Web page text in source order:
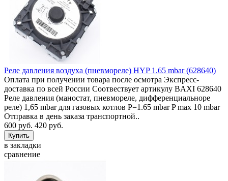
Реле давления воздуха (пневмореле) HYP 1.65 mbar (628640)
Оплата при получении товара после осмотра Экспресс-
доставка по всей России Соотвествует артикулу BAXI 628640
Реле давления (маностат, пневмореле, дифференциальноре
реле) 1,65 mbar для газовых котлов P=1.65 mbar P max 10 mbar
Отправка в день заказа транспортной..
600 руб. 420 руб.
в закладки
сравнение